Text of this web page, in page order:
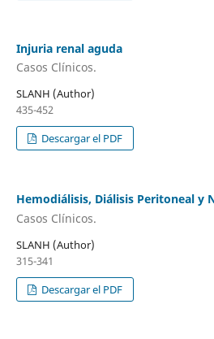
Injuria renal aguda
Casos Clínicos.
SLANH (Author)
435-452
Descargar el PDF
Hemodiálisis, Diálisis Peritoneal y
Casos Clínicos.
SLANH (Author)
315-341
Descargar el PDF